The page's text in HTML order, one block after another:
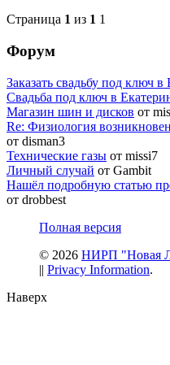
Страница 1 из 1 1
Форум
Заказать свадьбу под ключ в
Cвадьба под ключ в
Магазин шин и дисков от
Re: Физиология
от disman3
Технические газы от missi7
Личный случай от Gambit
Нашёл подробную статью
от drobbest
Полная версия
© 2026 НИРП "Новая
|| Privacy Information.
Наверх